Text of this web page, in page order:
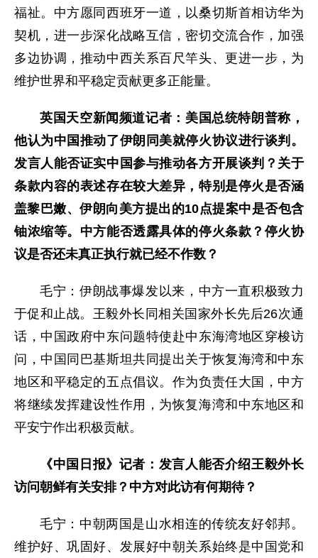
福祉。中方愿同西班牙一道，以桑切斯首相访华为
契机，进一步深化战略互信，密切交流合作，加强
多边协调，推动中西关系百尺竿头、更进一步，为
维护世界和平稳定贡献更多正能量。
英国天空新闻频道记者：美国总统特朗普称，
他认为中国推动了伊朗同美就停火协议进行谈判。
发言人能否证实中国参与推动各方开展谈判？关于
条款内容的表述存在较大差异，特别是停火是否涵
盖黎巴嫩、伊朗向美方提出的10点提案中是否包含
铀浓缩等。中方能否透露具体的停火条款？停火协
议是否还未真正执行就已经不作数？
毛宁：伊朗战事爆发以来，中方一直积极致力
于促和止战。王毅外长同相关国家外长先后26次通
话，中国政府中东问题特使赴中东海湾地区穿梭访
问，中国同巴基斯坦共同提出关于恢复海湾和中东
地区和平稳定的五点倡议。作为负责任大国，中方
将继续发挥建设性作用，为恢复海湾和中东地区和
平安宁作出积极贡献。
《中国日报》记者：发言人能否介绍王毅外长
访问朝鲜有关安排？中方对此访有何期待？
毛宁：中朝两国是山水相连的传统友好邻邦。
维护好、巩固好、发展好中朝关系始终是中国党和